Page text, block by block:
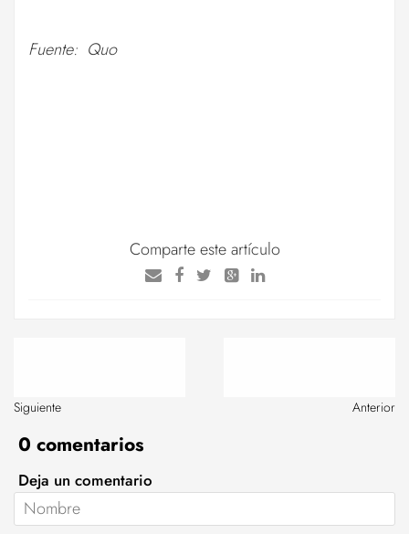
Fuente: Quo
Comparte este artículo
Anterior
Siguiente
0 comentarios
Deja un comentario
Nombre